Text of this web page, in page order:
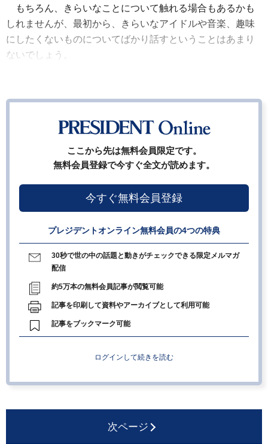
もちろん、きらいなことについて触れる場合もあるかも
しれませんが、最初から、きらいなアイドルや音楽、趣味
にしたくないものについてばかり話すということはあまり
ないでしょう。
ここから先は無料会員限定です。
無料会員登録で今すぐ全文が読めます。
今すぐ無料会員登録
プレジデントオンライン無料会員の4つの特典
30秒で世の中の話題と動きがチェックできる限定メルマガ
配信
約5万本の無料会員記事が閲覧可能
記事を印刷して資料やアーカイブとして利用可能
記事をブックマーク可能
ログインして続きを読む
次ページ